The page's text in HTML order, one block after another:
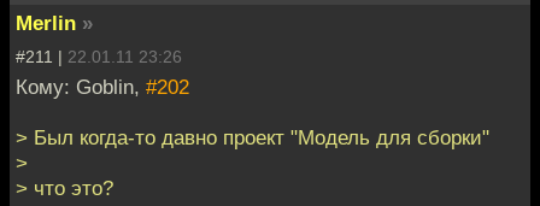
Merlin »
#211 | 22.01.11 23:26
Кому: Goblin, #202
> Был когда-то давно проект "Модель для сборки"
>
> что это?